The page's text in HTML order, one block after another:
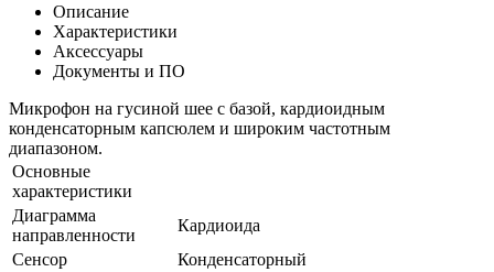
Описание
Характеристики
Аксессуары
Документы и ПО
Микрофон на гусиной шее с базой, кардиоидным
конденсаторным капсюлем и широким частотным
диапазоном.
Основные
характеристики
Диаграмма
направленности
Кардиоида
Сенсор
Конденсаторный